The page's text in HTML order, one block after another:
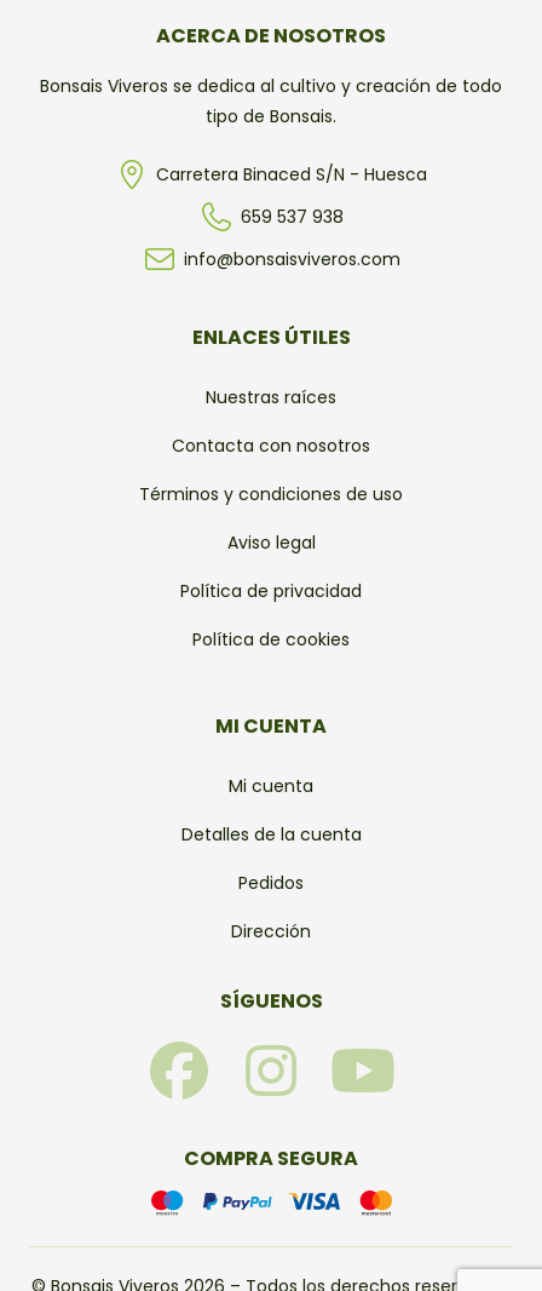
ACERCA DE NOSOTROS
Bonsais Viveros se dedica al cultivo y creación de todo
tipo de Bonsais.
Carretera Binaced S/N - Huesca
659 537 938
info@bonsaisviveros.com
ENLACES ÚTILES
Nuestras raíces
Contacta con nosotros
Términos y condiciones de uso
Aviso legal
Política de privacidad
Política de cookies
MI CUENTA
Mi cuenta
Detalles de la cuenta
Pedidos
Dirección
SÍGUENOS
F
a
c
e
I
n
s
t
Y
u
t
COMPRA SEGURA